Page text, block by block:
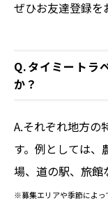
ぜひお友達登録を
Q.タイミートラ
か？
A.それぞれ地方の
す。例としては、
場、道の駅、旅館
※募集エリアや季節によっ